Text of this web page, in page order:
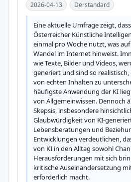
2026-04-13 Derstandard
Eine aktuelle Umfrage zeigt,
Österreicher Künstliche
einmal pro Woche nutzt, was
Wandel im Internet hinweist.
wie Texte, Bilder und Videos,
generiert und sind so realistisch,
von echten Inhalten zu
häufigste Anwendung der KI
von Allgemeinwissen. Dennoch
Skepsis, insbesondere
Glaubwürdigkeit von KI-
Lebensberatungen und
Entwicklungen verdeutlichen,
von KI in den Alltag sowohl
Herausforderungen mit sich
kritische Auseinandersetzung
erforderlich macht.